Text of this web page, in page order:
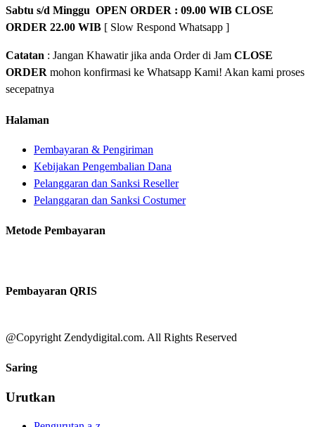
Sabtu s/d Minggu OPEN ORDER : 09.00 WIB CLOSE
ORDER 22.00 WIB [ Slow Respond Whatsapp ]
Catatan : Jangan Khawatir jika anda Order di Jam CLOSE
ORDER mohon konfirmasi ke Whatsapp Kami! Akan kami proses
secepatnya
Halaman
Pembayaran & Pengiriman
Kebijakan Pengembalian Dana
Pelanggaran dan Sanksi Reseller
Pelanggaran dan Sanksi Costumer
Metode Pembayaran
Pembayaran QRIS
@Copyright Zendydigital.com. All Rights Reserved
Saring
Urutkan